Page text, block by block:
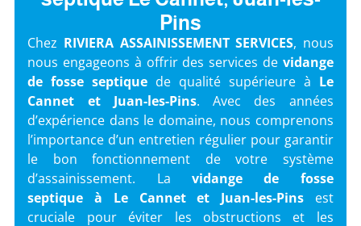
Pins
Chez RIVIERA ASSAINISSEMENT SERVICES, nous
nous engageons à offrir des services de vidange
de fosse septique de qualité supérieure à Le
Cannet et Juan-les-Pins. Avec des années
d’expérience dans le domaine, nous comprenons
l’importance d’un entretien régulier pour garantir
le bon fonctionnement de votre système
d’assainissement. La vidange de fosse
septiqueà Le Cannet et Juan-les-Pinsest
cruciale pour éviter les obstructions et les